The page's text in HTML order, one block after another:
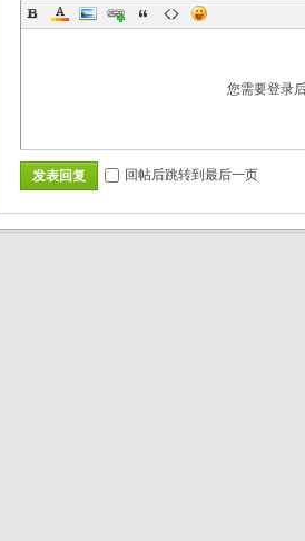
您需要登录
发表回复 回帖后跳转到最后一页